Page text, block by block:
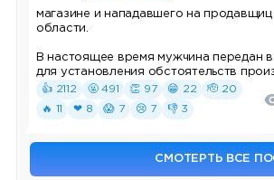
магазине и нападавшего на
области.
В настоящее время мужчина передан
для установления обстоятельств
👍 2112
🤬 491 👏 97 😁 22
🫡 20
🔥 11
❤ 8 😱 7 😢 7 👎 3
СМОТЕРТЬ ВСЕ